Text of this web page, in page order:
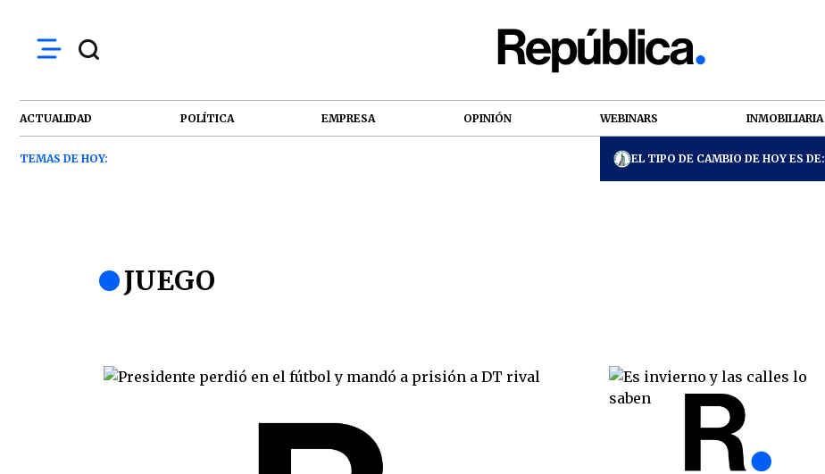
ACTUALIDAD POLÍTICA EMPRESA OPINIÓN WEBINARS INMOBILIARIA
TEMAS DE HOY: EL TIPO DE CAMBIO DE HOY ES DE:
JUEGO